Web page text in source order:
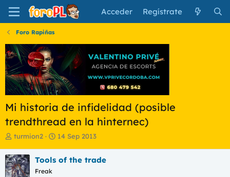
Acceder Regístrate
Foro Rapiñas
Mi historia de infidelidad (posible
trendthread en la hinternec)
I
i
c
i
turmion2
F
h
14 Sep 2013
Tools of the trade
Freak